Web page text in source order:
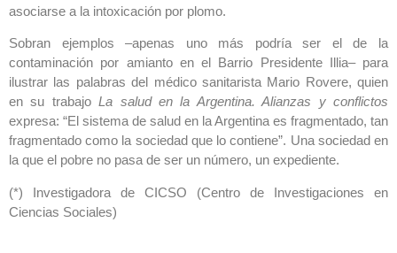
asociarse a la intoxicación por plomo.
Sobran ejemplos –apenas uno más podría ser el de la
contaminación por amianto en el Barrio Presidente Illia– para
ilustrar las palabras del médico sanitarista Mario Rovere, quien
en su trabajoLa salud en la Argentina. Alianzas y conflictos
expresa: “El sistema de salud en la Argentina es fragmentado, tan
fragmentado como la sociedad que lo contiene”. Una sociedad en
la que el pobre no pasa de ser un número, un expediente.
(*) Investigadora de CICSO (Centro de Investigaciones en
Ciencias Sociales)